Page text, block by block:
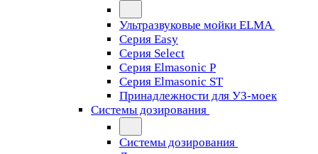
Ультразвуковые мойки ELMA
Серия Easy
Серия Select
Серия Elmasonic P
Серия Elmasonic ST
Принадлежности для УЗ-моек
Системы дозирования
Системы дозирования